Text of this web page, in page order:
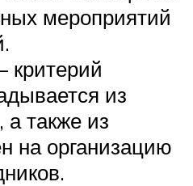
мероприятий
критерий
из
также из
на организацию